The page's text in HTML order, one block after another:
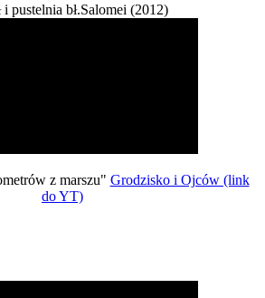
i pustelnia bł.Salomei (2012)
z marszu" Grodzisko i Ojców (link
do YT)